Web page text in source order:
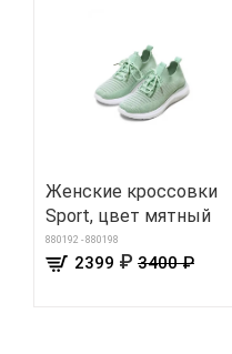
Женские кроссовки
Sport, цвет мятный
880192 - 880198
2399 ₽ 3400 ₽